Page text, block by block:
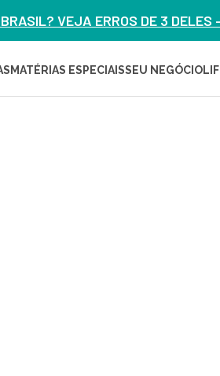
VEJA ERROS DE 3 DELES
MATÉRIAS ESPECIAISSEU NEGÓCIO